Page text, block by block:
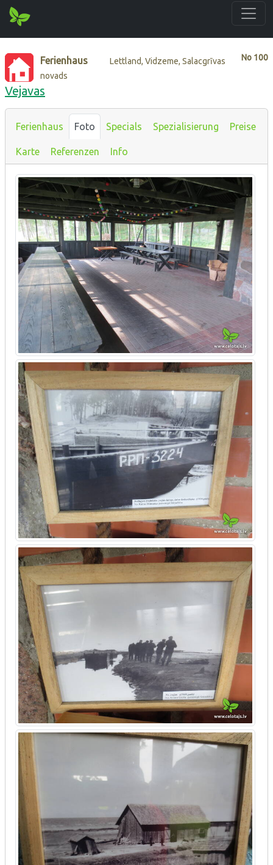
No 100
Ferienhaus
Lettland, Vidzeme, Salacgrīvas
novads
Vejavas
Ferienhaus Foto Specials Spezialisierung Preise
Karte Referenzen Info